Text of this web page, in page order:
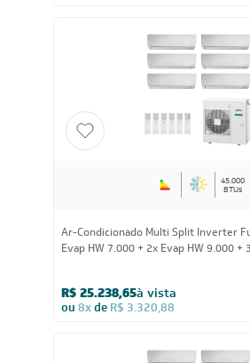
45.000
BTUs
Ar-Condicionado Multi Split Inverter
Evap HW 7.000 + 2x Evap HW 9.000 +
R$ 25.238,65à vista
ou 8xde R$ 3.320,88